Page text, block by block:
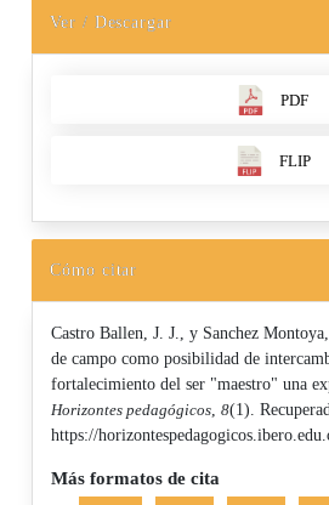
Ver / Descargar
PDF
FLIP
Cómo citar
Castro Ballen, J. J., y Sanchez
de campo como posibilidad de
fortalecimiento del ser "maestro" una
Horizontes pedagógicos,8(1).
https://
Más formatos de cita